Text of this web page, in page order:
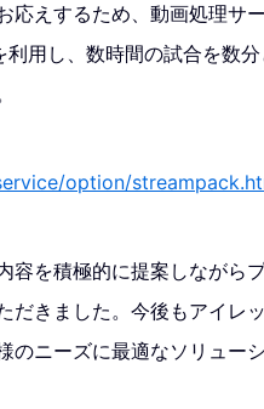
応えするため、動画処理サ
用し、数時間の試合を数分
option/
容を積極的に提案しながら
だきました。今後もアイレ
のニーズに最適なソリュー